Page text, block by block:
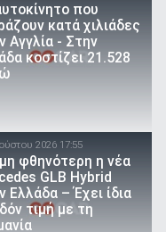
που
κατά χιλιάδες
Αγγλία - Στην
κοστίζει 21.528
2026 17:55
φθηνότερη η νέα
GLB Hybrid
Ελλάδα – Έχει ίδια
τιμή με τη